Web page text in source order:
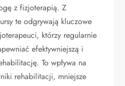
z fizjoterapią. Z
te odgrywają kluczowe
którzy regularnie
efektywniejszą i
To wpływa na
rehabilitacji, mniejsze